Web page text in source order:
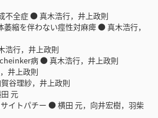
不全症 ● 真木浩行，井上政則
縮を伴わない痙性対麻痺 ● 真木浩行，
行，井上政則
病 ● 真木浩行，井上政則
井上政則
谷理紗，井上政則
元
イトパチー ● 横田 元，向井宏樹，羽柴